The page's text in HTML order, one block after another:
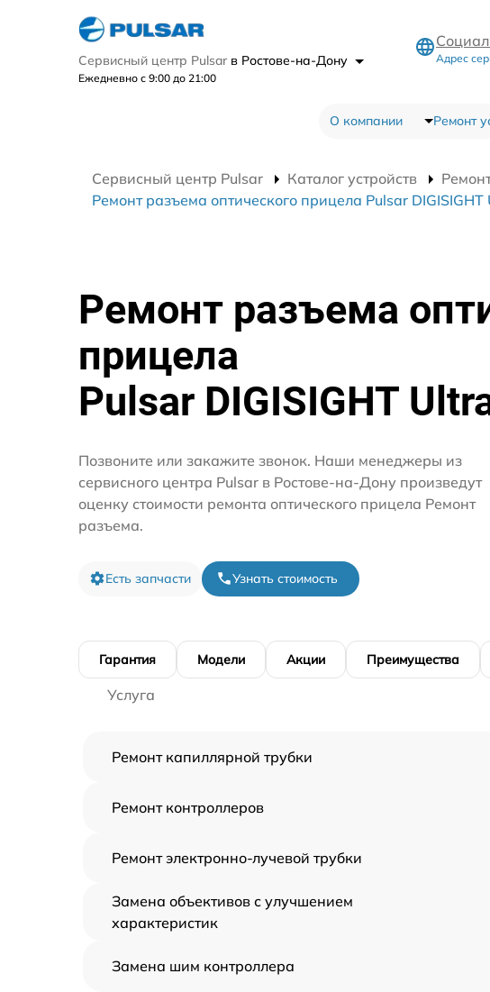
Сервисный центр Pulsar в Ростове-на-Дону
Ежедневно с 9:00 до 21:00
Адрес
О компании Ремонт
Сервисный центр Pulsar Каталог устройств
Ремонт разъема оптического прицела Pulsar DIGISIGHT
Ремонт разъема
прицела
Pulsar DIGISIGHT
Позвоните или закажите звонок. Наши менеджеры из
сервисного центра Pulsar в Ростове-на-Дону произведут
оценку стоимости ремонта оптического прицела Ремонт
разъема.
Есть запчасти Узнать стоимость
Гарантия Модели Акции Преимущества
Услуга
Ремонт капиллярной трубки
Ремонт контроллеров
Ремонт электронно-лучевой трубки
Замена объективов с улучшением
характеристик
Замена шим контроллера